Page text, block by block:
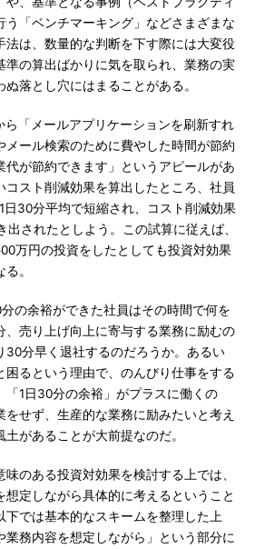
う「ベンチマーキング」などさまざまな
法は、数量的な判断を下す際には大変役
準の算出ばかりに気を取られ、業務の実
落とし穴にはまることがある。
「メールアプリケーションを刷新すれ
メール検索のために費やした時間が節約
代が節約できます」というアピールがあ
コスト削減効果を算出したところ、社員
日30分平均で短縮され、コスト削減効果
出されたとしよう。この試算に従えば、
万円の投資をしたとしても投資対効果
。
の余裕ができた社員はその時間で何を
売り上げ向上に寄与する業務に励むの
30分早く退社するのだろうか。あるい
困るという理由で、のんびり仕事をする
「1日30分の余裕」がプラスに働くの
をせず、生産的な業務に励みたいと考え
があることが大前提なのだ。
のある投資対効果を検討する上では、
想定しながら具体的に考えるということ
下では基本的なスキームを整理した上
業務内容を想定しながら」という部分に